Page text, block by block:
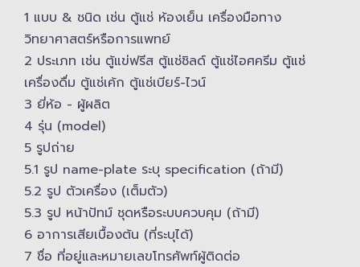
1 แบบ & ​ชนิด เช่น ตู้แช่ ห้องเย็น เครื่องมือทาง
วิทยาศาสตร์​หรือการแพทย์
2 ประเภท เช่น ตู้แข่ฟรีส ตู้แช่ชิลด์ ตู้แช่ไอศครีม ตู้แช่
เครื่องดื่ม ตู้แช่เค้ก ตู้แช่เบียร์-ไวน์
3 ยี่ห้อ -​ ผู้ผลิต
4 รุ่น (model)
5 รูปถ่าย
5.1 รูป name-plate ระบุ specification (ถ้ามี)
5.2 รูป ตัวเครื่อง (เต็มตัว)
5.3 รูป หน้าปัทม์ ชุดหรือระบบควบคุม (ถ้ามี)​
6 อาการเสียเบื้องต้น (ที่ระบุได้)
7 ชื่อ ที่อยู่และ​หมายเลขโทรศัพท์​ผู้ติดต่อ